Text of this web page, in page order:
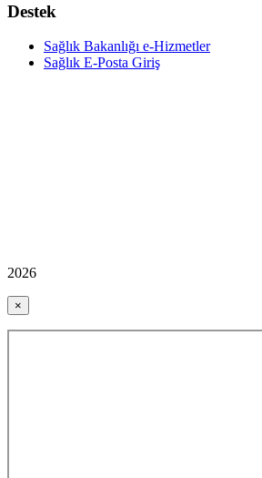
Destek
Sağlık Bakanlığı e-Hizmetler
Sağlık E-Posta Giriş
2026
×